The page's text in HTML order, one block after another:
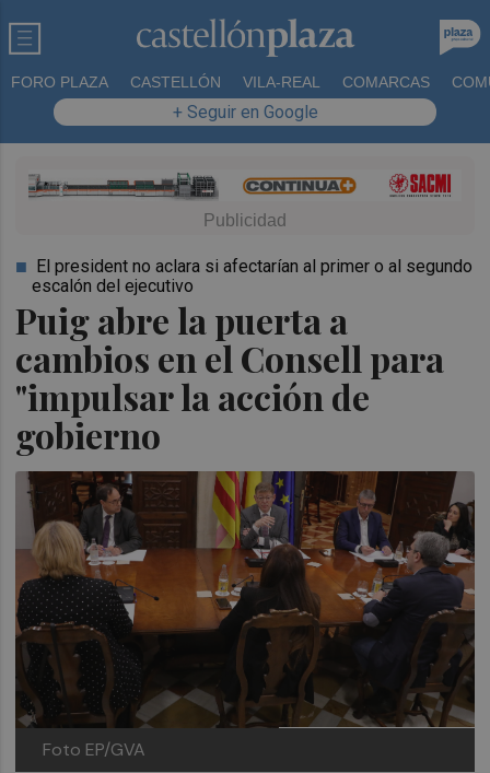
FORO PLAZA CASTELLÓN VILA-REAL COMARCAS
+ Seguir en Google
Puig abre la puerta a
cambios en el Consell para
"impulsar la acción de
gobierno
El president no aclara si afectarían al primer o al segundo
escalón del ejecutivo
Foto EP/GVA